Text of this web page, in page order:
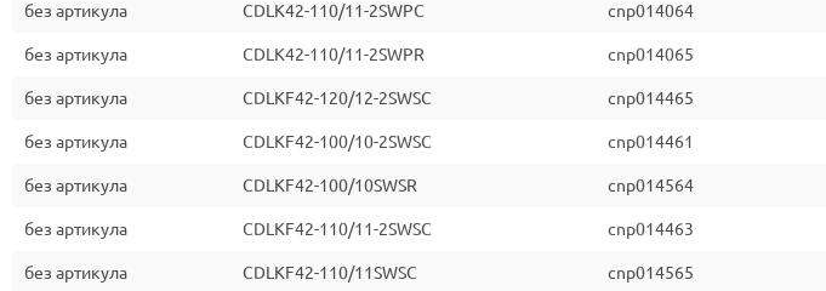
без артикула CDLK42-110/11-2SWPC cnp014064
без артикула CDLK42-110/11-2SWPR cnp014065
без артикула CDLKF42-120/12-2SWSC cnp014465
без артикула CDLKF42-100/10-2SWSC cnp014461
без артикула CDLKF42-100/10SWSR cnp014564
без артикула CDLKF42-110/11-2SWSC cnp014463
без артикула CDLKF42-110/11SWSC cnp014565